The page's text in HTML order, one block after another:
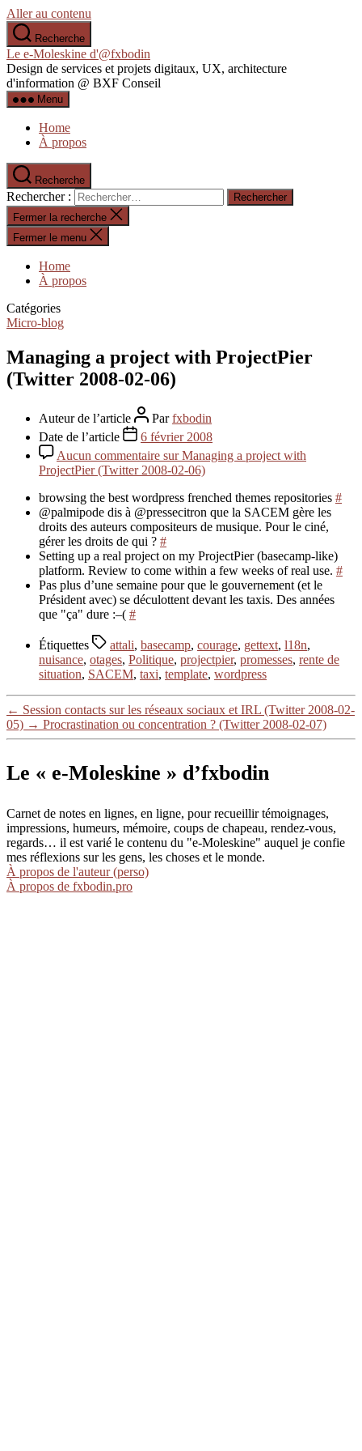
Aller au contenu
Recherche
Le e-Moleskine d'@fxbodin
Design de services et projets digitaux, UX, architecture
d'information @ BXF Conseil
Menu
Home
À propos
Recherche
Rechercher :
Fermer la recherche
Fermer le menu
Home
À propos
Catégories
Micro-blog
Managing a project with ProjectPier
(Twitter 2008-02-06)
Auteur de l’article Parfxbodin
Date de l’article
6 février 2008
Aucun commentaire sur Managing a project with
ProjectPier (Twitter 2008-02-06)
browsing the best wordpress frenched themes repositories #
@palmipode dis à @pressecitron que la SACEM gère les
droits des auteurs compositeurs de musique. Pour le ciné,
gérer les droits de qui ? #
Setting up a real project on my ProjectPier (basecamp-like)
platform. Review to come within a few weeks of real use. #
Pas plus d’une semaine pour que le gouvernement (et le
Président avec) se déculottent devant les taxis. Des années
que "ça" dure :–( #
Étiquettes attali, basecamp, courage, gettext, l18n,
nuisance, otages, Politique, projectpier, promesses, rente de
situation, SACEM, taxi, template, wordpress
← Session contacts sur les réseaux sociaux et IRL (Twitter 2008-02-
05) → Procrastination ou concentration ? (Twitter 2008-02-07)
Le « e-Moleskine » d’fxbodin
Carnet de notes en lignes, en ligne, pour recueillir témoignages,
impressions, humeurs, mémoire, coups de chapeau, rendez-vous,
regards… il est varié le contenu du "e-Moleskine" auquel je confie
mes réflexions sur les gens, les choses et le monde.
À propos de l'auteur (perso)
À propos de fxbodin.pro